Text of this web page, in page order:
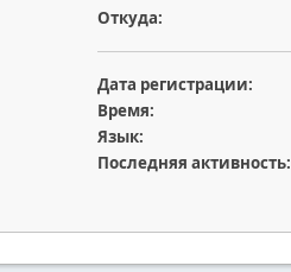
Откуда:
Дата регистрации:
Время:
Язык:
Последняя активность: